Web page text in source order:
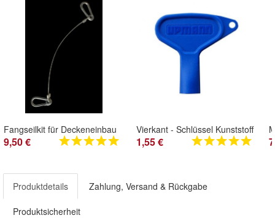
Fangseilkit für Deckeneinbau
9,50 €
Vierkant - Schlüssel Kunststoff
1,55 €
Produktdetails Zahlung, Versand & Rückgabe
Produktsicherheit